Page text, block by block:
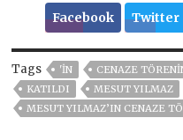
Facebook Twitter
Tags 'IN CENAZE
KATILDI
MESUT YILMAZ
MESUT YILMAZ’IN CENAZE